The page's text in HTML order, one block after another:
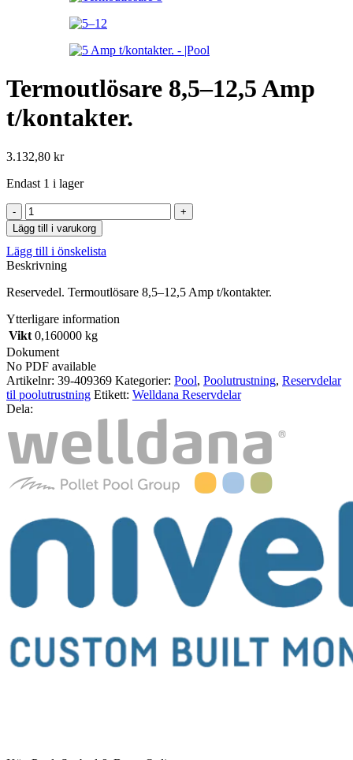
Termoutlösare 8,5–12,5 Amp
t/kontakter.
3.132,80 kr
Endast 1 i lager
Termoutlösare
8,5–
12,5
Amp
t/kontakter.
Lägg till i varukorg
Lägg till i önskelista
Beskrivning
Reservedel. Termoutlösare 8,5–12,5 Amp t/kontakter.
Ytterligare information
Vikt 0,160000 kg
Dokument
No PDF available
Artikelnr: 39-409369 Kategorier: Pool, Poolutrustning, Reservdelar
til poolutrustning Etikett: Welldana Reservdelar
Dela: